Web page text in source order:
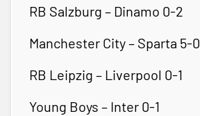
RB Salzburg – Dinamo 0-2
Manchester City – Sparta 5-0
RB Leipzig – Liverpool 0-1
Young Boys – Inter 0-1